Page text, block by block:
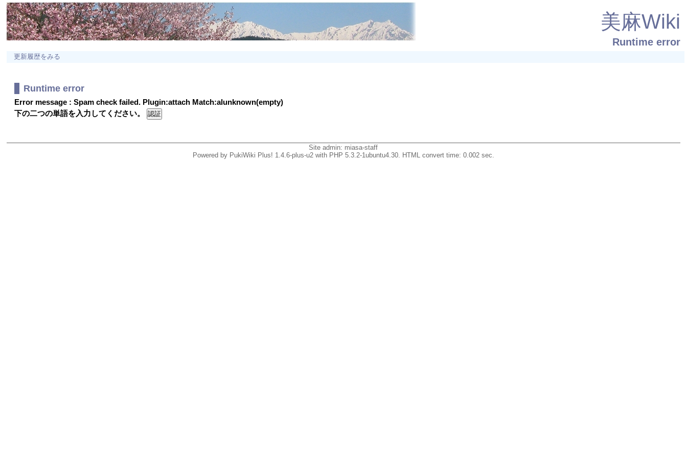
美麻Wiki
Runtime error
更新履歴をみる
Runtime error
Error message : Spam check failed. Plugin:attach Match:alunknown(empty)
下の二つの単語を入力してください。
Site admin: miasa-staff
Powered by PukiWiki Plus! 1.4.6-plus-u2 with PHP 5.3.2-1ubuntu4.30. HTML convert time: 0.002 sec.